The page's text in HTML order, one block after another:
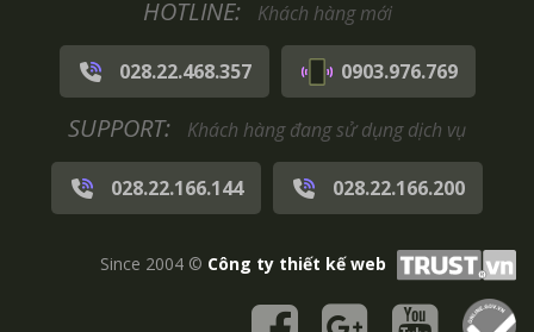
HOTLINE: Khách hàng mới
028.22.468.357 0903.976.769
SUPPORT: Khách hàng đang sử dụng dịch vụ
028.22.166.144 028.22.166.200
Since 2004 © Công ty thiết kế web